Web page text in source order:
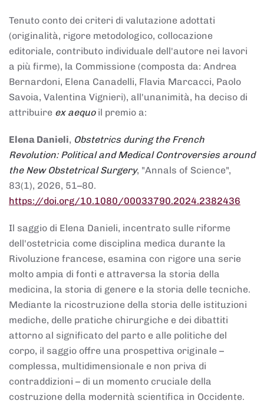
Tenuto conto dei criteri di valutazione adottati
(originalità, rigore metodologico, collocazione
editoriale, contributo individuale dell'autore nei lavori
a più firme), la Commissione (composta da: Andrea
Bernardoni, Elena Canadelli, Flavia Marcacci, Paolo
Savoia, Valentina Vignieri), all'unanimità, ha deciso di
attribuire ex aequoil premio a:
Elena Danieli, Obstetrics during the French
Revolution: Political and Medical Controversies around
the New Obstetrical Surgery, "Annals of Science",
83(1), 2026, 51–80.
https://doi.org/10.1080/00033790.2024.2382436
Il saggio di Elena Danieli, incentrato sulle riforme
dell'ostetricia come disciplina medica durante la
Rivoluzione francese, esamina con rigore una serie
molto ampia di fonti e attraversa la storia della
medicina, la storia di genere e la storia delle tecniche.
Mediante la ricostruzione della storia delle istituzioni
mediche, delle pratiche chirurgiche e dei dibattiti
attorno al significato del parto e alle politiche del
corpo, il saggio offre una prospettiva originale –
complessa, multidimensionale e non priva di
contraddizioni – di un momento cruciale della
costruzione della modernità scientifica in Occidente.